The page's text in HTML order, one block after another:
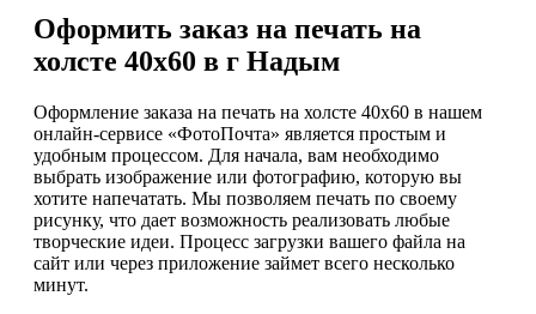
Оформить заказ на печать на
холсте 40х60 в г Надым
Оформление заказа на печать на холсте 40х60 в нашем
онлайн-сервисе «ФотоПочта» является простым и
удобным процессом. Для начала, вам необходимо
выбрать изображение или фотографию, которую вы
хотите напечатать. Мы позволяем печать по своему
рисунку, что дает возможность реализовать любые
творческие идеи. Процесс загрузки вашего файла на
сайт или через приложение займет всего несколько
минут.